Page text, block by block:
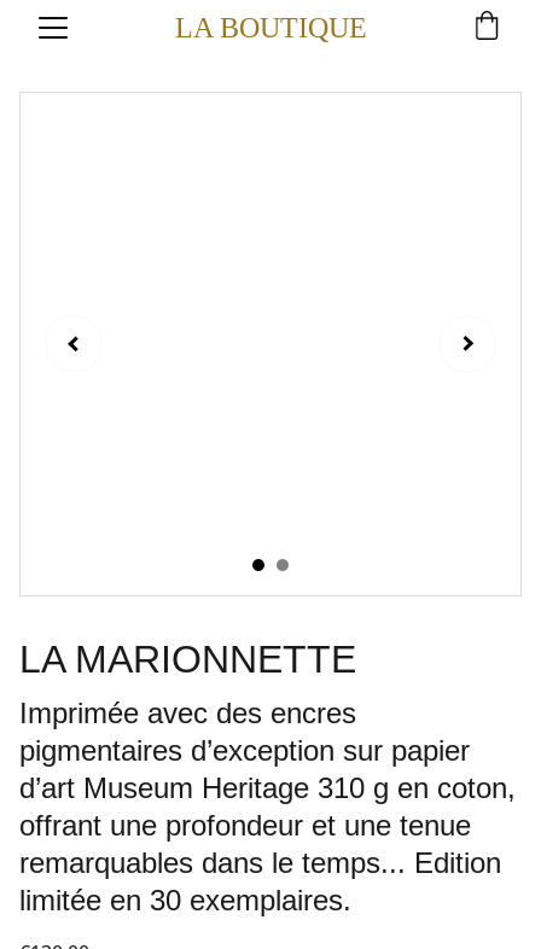
LA BOUTIQUE
LA MARIONNETTE
Imprimée avec des encres
pigmentaires d’exception sur papier
d’art Museum Heritage 310 g en coton,
offrant une profondeur et une tenue
remarquables dans le temps... Edition
limitée en 30 exemplaires.